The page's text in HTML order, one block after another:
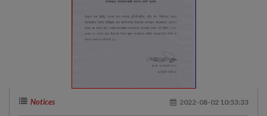
Notices 2022-08-02 10:53:33